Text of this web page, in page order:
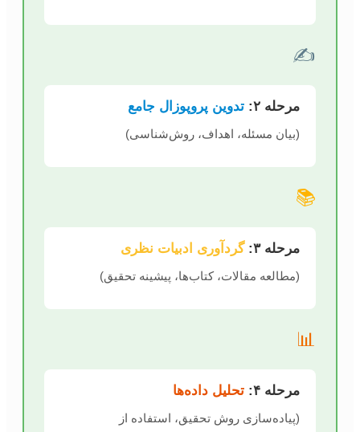
✍️
مرحله ۲: تدوین پروپوزال جامع
(بیان مسئله، اهداف، روش‌شناسی)
📚
مرحله ۳: گردآوری ادبیات نظری
(مطالعه مقالات، کتاب‌ها، پیشینه تحقیق)
📊
مرحله ۴: تحلیل داده‌ها
(پیاده‌سازی روش تحقیق، استفاده از